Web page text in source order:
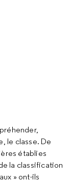
le classe. De
établies
la classification
» ont-ils